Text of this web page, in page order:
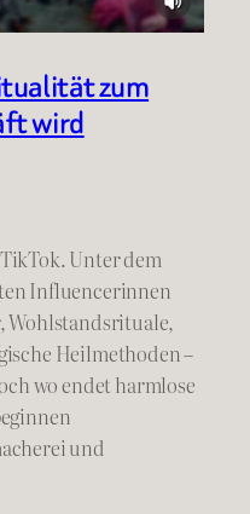
zum
wird
Unter dem
Influencerinnen
Wohlstandsrituale,
Heilmethoden –
wo endet harmlose
und